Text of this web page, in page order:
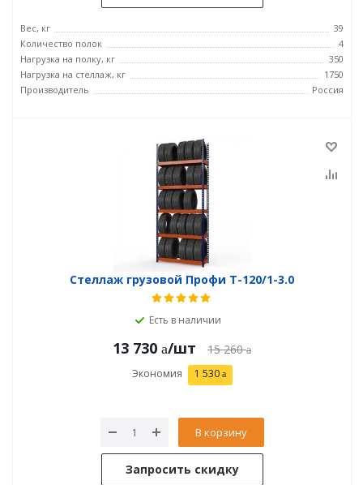
Вес, кг
39
Количество полок
4
Нагрузка на полку, кг
350
Нагрузка на стеллаж, кг
1750
Производитель
Россия
Стеллаж грузовой Профи Т-120/1-3.0
Есть в наличии
13 730 /шт 15 260
Экономия 1 530
В корзину
Запросить скидку